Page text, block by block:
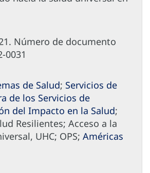
Número de documento
0031
de Salud; Servicios de
de los Servicios de
del Impacto en la Salud;
Resilientes; Acceso a la
UHC; OPS; Américas